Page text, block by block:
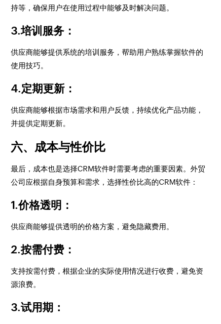
持等，确保用户在使用过程中能够及时解决问题。
3.培训服务 ：
供应商能够提供系统的培训服务，帮助用户熟练掌握软件的
使用技巧。
4.定期更新 ：
供应商能够根据市场需求和用户反馈，持续优化产品功能，
并提供定期更新。
六、成本与性价比
最后，成本也是选择CRM软件时需要考虑的重要因素。外贸
公司应根据自身预算和需求，选择性价比高的CRM软件：
1.价格透明 ：
供应商能够提供透明的价格方案，避免隐藏费用。
2.按需付费 ：
支持按需付费，根据企业的实际使用情况进行收费，避免资
源浪费。
3.试用期 ：